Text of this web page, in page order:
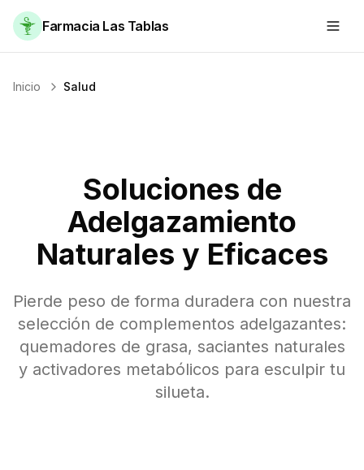
Farmacia Las Tablas
Inicio Salud
Soluciones de
Adelgazamiento
Naturales y Eficaces
Pierde peso de forma duradera con nuestra
selección de complementos adelgazantes:
quemadores de grasa, saciantes naturales
y activadores metabólicos para esculpir tu
silueta.